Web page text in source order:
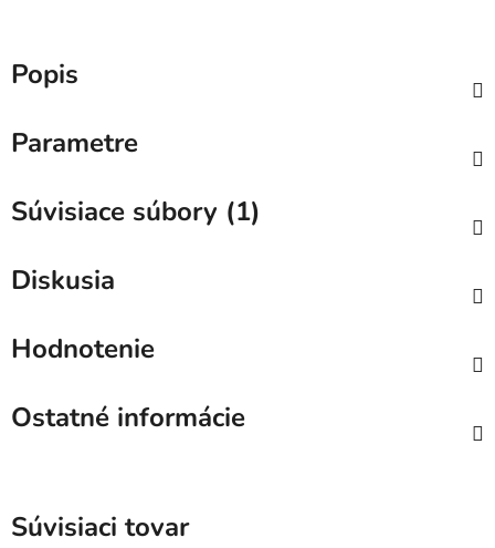
Popis
Parametre
Súvisiace súbory (1)
Diskusia
Hodnotenie
Ostatné informácie
Súvisiaci tovar